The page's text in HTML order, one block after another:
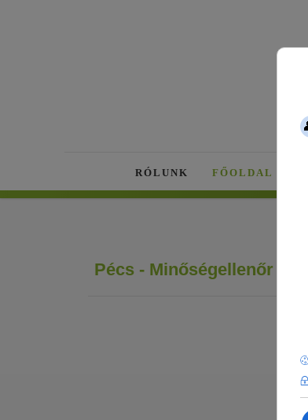
RÓLUNK FŐOLDAL
Pécs - Minőségellenőr - 3